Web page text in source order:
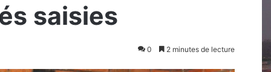
saisies
0 2 minutes de lecture